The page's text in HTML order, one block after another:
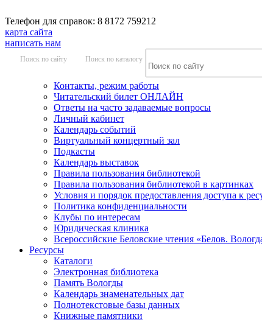
Телефон для справок: 8 8172 759212
карта сайта
написать нам
Поиск по сайту Поиск по каталогу
Контакты, режим работы
Читательский билет ОНЛАЙН
Ответы на часто задаваемые вопросы
Личный кабинет
Календарь событий
Виртуальный концертный зал
Подкасты
Календарь выставок
Правила пользования библиотекой
Правила пользования библиотекой в картинках
Условия и порядок предоставления доступа к
Политика конфиденциальности
Клубы по интересам
Юридическая клиника
Всероссийские Беловские чтения «Белов.
Ресурсы
Каталоги
Электронная библиотека
Память Вологды
Календарь знаменательных дат
Полнотекстовые базы данных
Книжные памятники